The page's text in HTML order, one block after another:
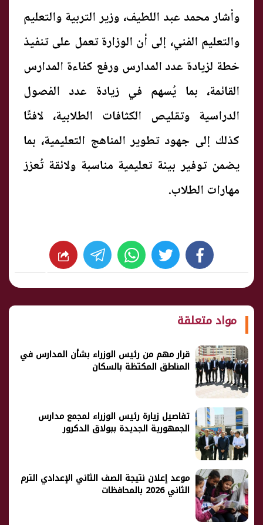
وأشار محمد عبد اللطيف، وزير التربية والتعليم
والتعليم الفني، إلى أن الوزارة تعمل على تنفيذ
خطة لزيادة عدد المدارس ورفع كفاءة المدارس
القائمة، بما يُسهم في زيادة عدد الفصول
الدراسية وتقليص الكثافات الطلابية، لافتًا
كذلك إلى جهود تطوير المناهج التعليمية، بما
يضمن توفير بيئة تعليمية مناسبة ولائقة تُعزز
مهارات الطلاب.
facebook
twitter
whats شارك
مواد متعلقة
قرار مهم من رئيس الوزراء بشأن المدارس في
المناطق المكتظة بالسكان
تفاصيل زيارة رئيس الوزراء لمجمع مدارس
الجمهورية الجديدة ببولاق الدكرور
موعد إعلان نتيجة الصف الثاني الإعدادي الترم
الثاني 2026 بالمحافظات